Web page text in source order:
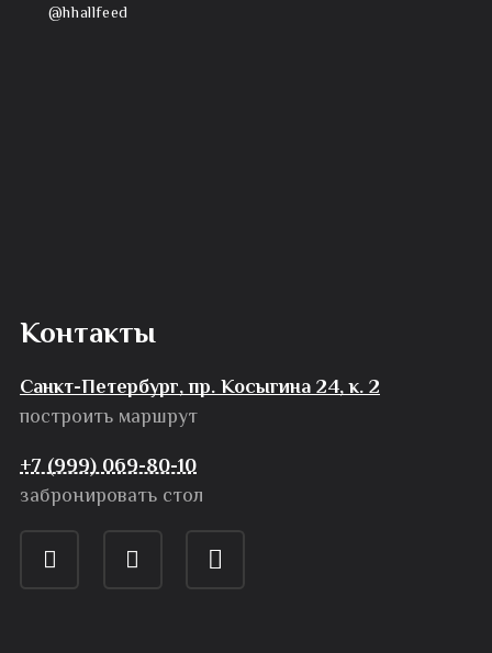
@hhallfeed
Контакты
Санкт-Петербург, пр. Косыгина 24, к. 2
построить маршрут
+7 (999) 069-80-10
забронировать стол